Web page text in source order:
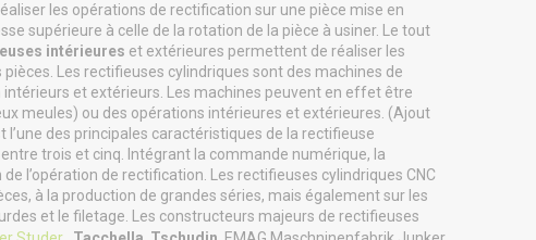
les opérations de rectification sur une pièce mise en
supérieure à celle de la rotation de la pièce à usiner. Le tout
intérieures et extérieures permettent de réaliser les
Les rectifieuses cylindriques sont des machines de
et extérieurs. Les machines peuvent en effet être
meules) ou des opérations intérieures et extérieures. (Ajout
des principales caractéristiques de la rectifieuse
trois et cinq. Intégrant la commande numérique, la
l’opération de rectification. Les rectifieuses cylindriques CNC
à la production de grandes séries, mais également sur les
et le filetage. Les constructeurs majeurs de rectifieuses